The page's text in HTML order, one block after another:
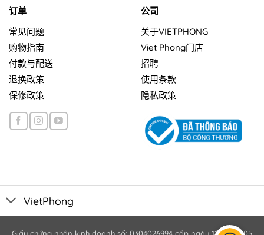
订单
常见问题
购物指南
付款与配送
退换政策
保修政策
公司
关于VIETPHONG
Viet Phong门店
招聘
使用条款
隐私政策
VietPhong
Giấy chứng nhận kinh doanh số: 0304026994 cấp ngày 12/10/2005